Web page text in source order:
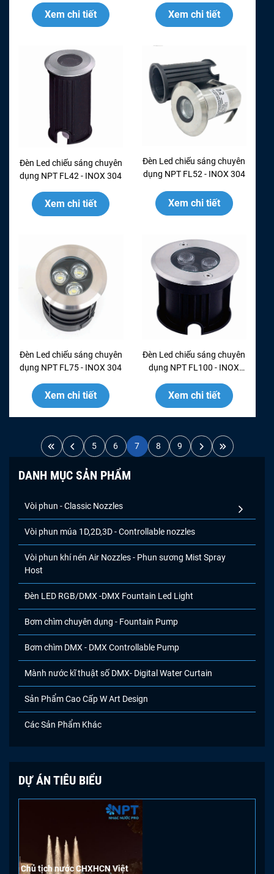
DANH MỤC SẢN PHẨM
Vòi phun - Classic Nozzles
Vòi phun múa 1D,2D,3D - Controllable nozzles
Vòi phun khí nén Air Nozzles - Phun sương Mist Spray
Host
Đèn LED RGB/DMX -DMX Fountain Led Light
Bơm chìm chuyên dụng - Fountain Pump
Bơm chìm DMX - DMX Controllable Pump
Mành nước kĩ thuật số DMX- Digital Water Curtain
Sản Phẩm Cao Cấp W Art Design
Các Sản Phẩm Khác
DỰ ÁN TIÊU BIỂU
Xem chi tiết Xem chi tiết
Đèn Led chiếu sáng chuyên
dụng NPT FL42 - INOX 304
Xem chi tiết
Đèn Led chiếu sáng chuyên
dụng NPT FL52 - INOX 304
Xem chi tiết
Đèn Led chiếu sáng chuyên
dụng NPT FL75 - INOX 304
Xem chi tiết
Đèn Led chiếu sáng chuyên
dụng NPT FL100 - INOX
Xem chi tiết
5 6 7 8 9